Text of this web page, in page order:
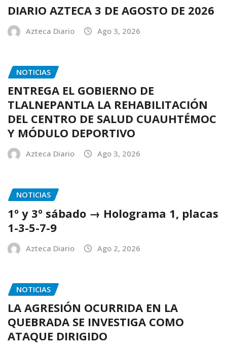
DIARIO AZTECA 3 DE AGOSTO DE 2026
Azteca Diario Ago 3, 2026
NOTICIAS
ENTREGA EL GOBIERNO DE
TLALNEPANTLA LA REHABILITACIÓN
DEL CENTRO DE SALUD CUAUHTÉMOC
Y MÓDULO DEPORTIVO
Azteca Diario Ago 3, 2026
NOTICIAS
1º y 3º sábado → Holograma 1, placas
1-3-5-7-9
Azteca Diario Ago 2, 2026
NOTICIAS
LA AGRESIÓN OCURRIDA EN LA
QUEBRADA SE INVESTIGA COMO
ATAQUE DIRIGIDO